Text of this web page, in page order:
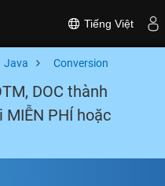
Tiếng Việt
Java Conversion
DOC thành
MIỄN PHÍ hoặc